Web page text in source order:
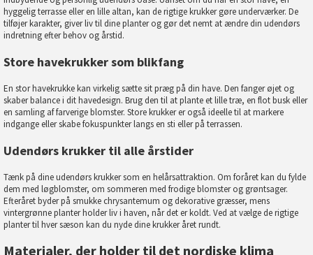
hyggelig terrasse eller en lille altan, kan de rigtige krukker gøre underværker. De
tilføjer karakter, giver liv til dine planter og gør det nemt at ændre din udendørs
indretning efter behov og årstid.
Store havekrukker som blikfang
En stor havekrukke kan virkelig sætte sit præg på din have. Den fanger øjet og
skaber balance i dit havedesign. Brug den til at plante et lille træ, en flot busk eller
en samling af farverige blomster. Store krukker er også ideelle til at markere
indgange eller skabe fokuspunkter langs en sti eller på terrassen.
Udendørs krukker til alle årstider
Tænk på dine udendørs krukker som en helårsattraktion. Om foråret kan du fylde
dem med løgblomster, om sommeren med frodige blomster og grøntsager.
Efteråret byder på smukke chrysantemum og dekorative græsser, mens
vintergrønne planter holder liv i haven, når det er koldt. Ved at vælge de rigtige
planter til hver sæson kan du nyde dine krukker året rundt.
Materialer, der holder til det nordiske klima